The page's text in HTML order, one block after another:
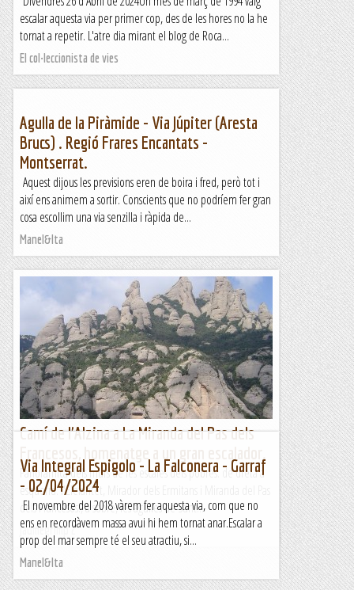
escalar aquesta via per primer cop, des de les hores no la he
tornat a repetir. L'atre dia mirant el blog de Roca...
El col·leccionista de vies
Agulla de la Piràmide - Via Júpiter (Aresta
Brucs) . Regió Frares Encantats -
Montserrat.
Aquest dijous les previsions eren de boira i fred, però tot i
així ens animem a sortir. Conscients que no podríem fer gran
cosa escollim una via senzilla i ràpida de...
Manel&Ita
Camí de l'Alzina a La Miranda del Pas dels
Panoràmica dels murs de les escales dels pobres: de dreta a
esquerra: l'Elefantet, Mirador dels Ermitans i Miranda del Pas
dels Francesos., a sobre, les agulles de Sant...
Jaumegrimp 2
Via Integral Espigolo - La Falconera - Garraf
- 02/04/2024
El novembre del 2018 vàrem fer aquesta via, com que no
ens en recordàvem massa avui hi hem tornat anar.Escalar a
prop del mar sempre té el seu atractiu, si...
Manel&Ita